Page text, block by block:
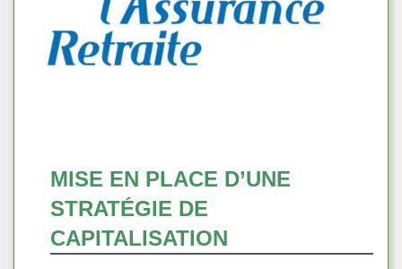
MISE EN PLACE D’UNE
STRATÉGIE DE
CAPITALISATION